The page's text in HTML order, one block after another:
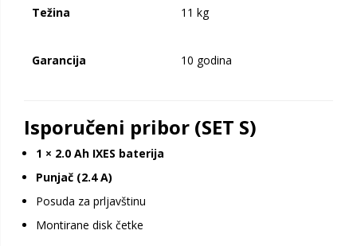
Težina 11 kg
Garancija 10 godina
Isporučeni pribor (SET S)
1 × 2.0 Ah IXES baterija
Punjač (2.4 A)
Posuda za prljavštinu
Montirane disk četke